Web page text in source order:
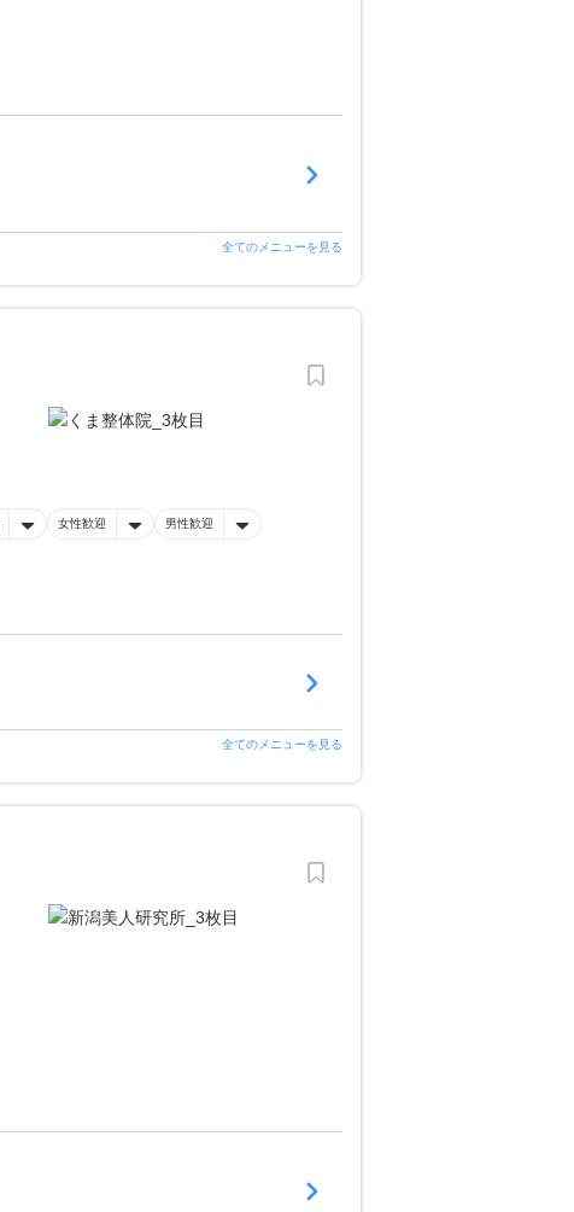
全てのメニューを見る
女性歓迎 男性歓迎
全てのメニューを見る